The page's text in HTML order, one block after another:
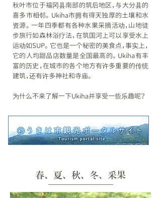
秋叶市位于福冈县南部的筑后地区，与大分县的
喜多市相邻。 Ukiha市拥有得天独厚的土壤和水
资源。 一年四季都有各种水果采摘活动，山地徒
步旅行如森林浴疗法，在筑国河上可以享受水上
运动如SUP。 它也是一个秘密的美食点，事实上，
它的人均甜品店数量是全国最高的。 Ukiha有丰
富的历史，在城市的各个地方有许多重要的传统
建筑，还有许多神社和寺庙。
为什么不来了解一下Ukiha并享受一些乐趣呢？
春、夏、秋、冬、采果